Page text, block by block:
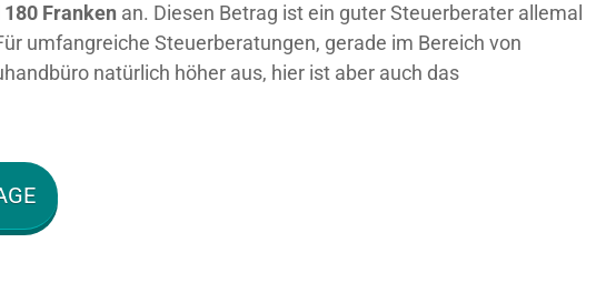
Franken an. Diesen Betrag ist ein guter Steuerberater allemal
umfangreiche Steuerberatungen, gerade im Bereich von
natürlich höher aus, hier ist aber auch das